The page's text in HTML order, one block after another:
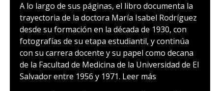
A lo largo de sus páginas, el libro documenta la
trayectoria de la doctora María Isabel Rodríguez
desde su formación en la década de 1930, con
fotografías de su etapa estudiantil, y continúa
con su carrera docente y su papel como decana
de la Facultad de Medicina de la Universidad de El
Salvador entre 1956 y 1971. Leer más